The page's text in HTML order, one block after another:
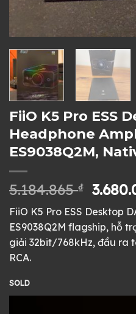
FiiO K5 Pro ESS
Headphone
ES9038Q2M,
5.184.865₫
Giá
gốc
là:
FiiO K5 Pro ESS Desktop
ES9038Q2M flagship, hỗ
giải 32bit/768kHz, đầu ra
RCA.
SOLD